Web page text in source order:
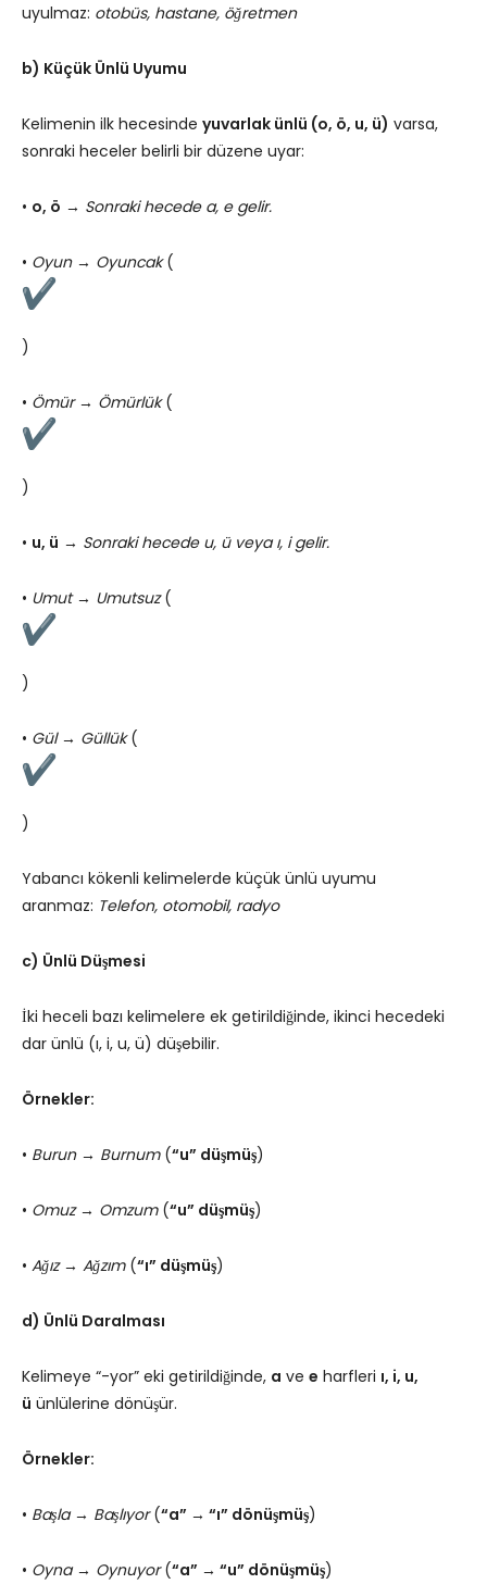
uyulmaz: otobüs, hastane, öğretmen
b) Küçük Ünlü Uyumu
Kelimenin ilk hecesinde yuvarlak ünlü (o, ö, u, ü) varsa,
sonraki heceler belirli bir düzene uyar:
• o, ö → Sonraki hecede a, e gelir.
• Oyun → Oyuncak(
)
• Ömür → Ömürlük(
)
• u, ü → Sonraki hecede u, ü veya ı, i gelir.
• Umut → Umutsuz(
)
• Gül → Güllük(
)
Yabancı kökenli kelimelerde küçük ünlü uyumu
aranmaz: Telefon, otomobil, radyo
c) Ünlü Düşmesi
İki heceli bazı kelimelere ek getirildiğinde, ikinci hecedeki
dar ünlü (ı, i, u, ü) düşebilir.
Örnekler:
• Burun → Burnum(“u” düşmüş)
• Omuz → Omzum(“u” düşmüş)
• Ağız → Ağzım(“ı” düşmüş)
d) Ünlü Daralması
Kelimeye “-yor” eki getirildiğinde, a ve e harfleri ı, i, u,
ü ünlülerine dönüşür.
Örnekler:
• Başla → Başlıyor(“a” → “ı” dönüşmüş)
• Oyna → Oynuyor(“a” → “u” dönüşmüş)